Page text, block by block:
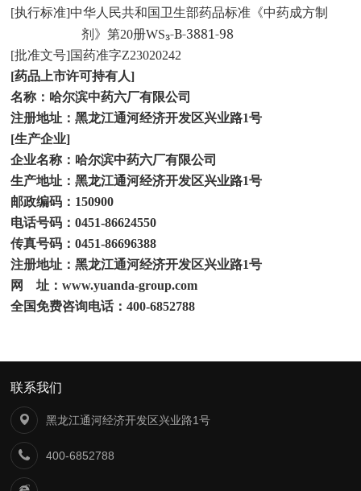
[执行标准]中华人民共和国卫生部药品标准《中药成方制
剂》第20册WS₃-B-3881-98
[批准文号]国药准字Z23020242
[药品上市许可持有人]
名称：哈尔滨中药六厂有限公司
注册地址：黑龙江通河经济开发区兴业路1号
[生产企业]
企业名称：哈尔滨中药六厂有限公司
生产地址：黑龙江通河经济开发区兴业路1号
邮政编码： 150900
电话号码：0451-86624550
传真号码：0451-86696388
注册地址：黑龙江通河经济开发区兴业路1号
网
址：www.yuanda-group.com
全国免费咨询电话：400-6852788
联系我们
黑龙江通河经济开发区兴业路1号
400-6852788